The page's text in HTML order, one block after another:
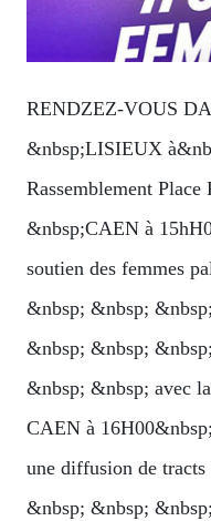
RENDZEZ-VOUS
&nbsp;LISIEUX
Rassemblement
&nbsp;CAEN à
soutien des femmes
&nbsp; &nbsp;
&nbsp; &nbsp;
&nbsp; &nbsp; avec
CAEN à
une diffusion de
&nbsp; &nbsp;